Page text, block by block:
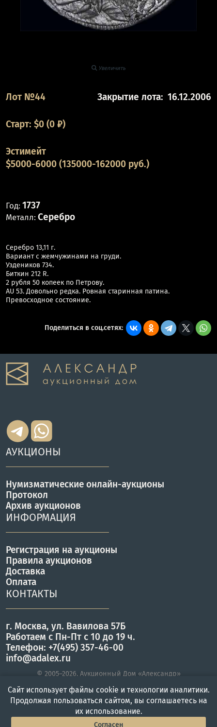
Увеличить
Лот №44 Закрытие лота: 16.12.2006
Старт: $0(0 ₽)
Эстимейт
$5000-6000 (135000-162000 руб.)
Год: 1737
Металл: Серебро
Серебро 13,11 г.
Вариант с жемчужинами на груди.
Уздеников 734.
Биткин 212 R.
2 рубля 50 копеек по Петрову.
AU 53. Довольно редка. Ровная старинная патина.
Превосходное состояние.
Поделиться в соц.сетях:
АУКЦИОНЫ
Нумизматические онлайн-аукционы
Протокол
Архив аукционов
ИНФОРМАЦИЯ
Регистрация на аукционы
Правила аукционов
Доставка
Оплата
КОНТАКТЫ
г. Москва, ул. Вавилова 57Б
Работаем с Пн-Пт с 10 до 19 ч.
Телефон: +7(495) 357-46-00
info@adalex.ru
© 2005–2026, Аукционный Дом «Александр»
Сайт использует файлы cookie и технологии аналитики.
Продолжая пользоваться сайтом, вы соглашаетесь на
их использование.
Согласен